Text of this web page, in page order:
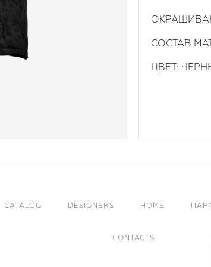
СОСТАВ
ЦВЕТ:
CATALOG DESIGNERS HOME
CONTACTS